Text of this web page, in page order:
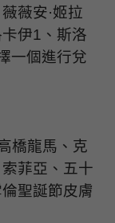
薇安·姬拉
伊1 、斯洛
一個進行兌
橋龍馬、克
菲亞、五十
聖誕節皮膚